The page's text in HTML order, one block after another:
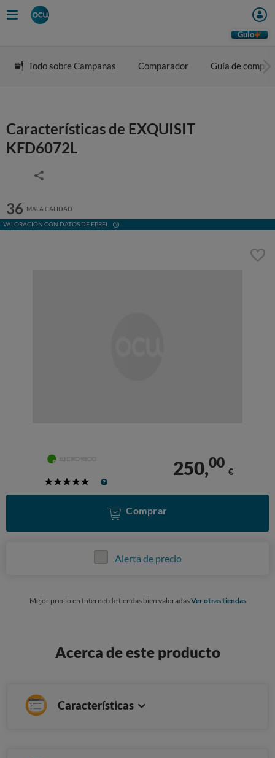
Guio
Todo sobre Campanas Comparador Guía de compra
Características de EXQUISIT
KFD6072L
36 MALA CALIDAD
VALORACIÓN CON DATOS DE EPREL
5
250,00
€
Comprar
Alerta de precio
Mejor precio en Internet de tiendas bien valoradasVer otras tiendas
Acerca de este producto
Características